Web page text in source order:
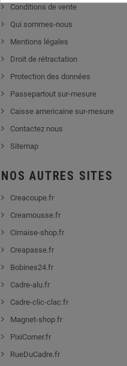
Conditions de vente
Qui sommes-nous
Mentions légales
Droit de rétractation
Protection des données
Passepartout sur-mesure
Caisse americaine sur-mesure
Contactez nous
Sitemap
NOS AUTRES SITES
Creacoupe.fr
Creamousse.fr
Cimaise-shop.fr
Creapasse.fr
Bobines24.fr
Cadre-alu.fr
Cadre-clic-clac.fr
Magnet-shop.fr
PixiCorner.fr
RueDuCadre.fr